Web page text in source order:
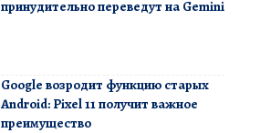
принудительно переведут на Gemini
Google возродит функцию старых
Android: Pixel 11 получит важное
преимущество